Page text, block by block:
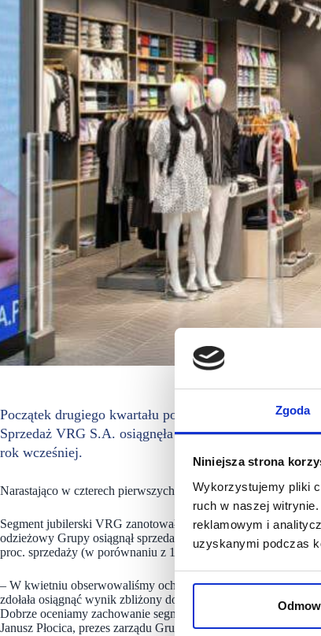
Zgoda
Niniejsza strona
Wykorzystujemy pliki
ruch w naszej
reklamowym i
uzyskanymi podczas
Początek drugiego kwartału pod wpływem osłabienia
Sprzedaż VRG S.A. osiągnęła w kwietniu 2023
rok wcześniej.
Narastająco w czterech pierwszych miesiącach sprzedaż VRG
Segment jubilerski VRG zanotował w kwietniu 7-procentowy
odzieżowy Grupy osiągnął sprzedaż równą 57,6 mln zł, o 6,4
proc. sprzedaży (w porównaniu z 14,6 proc. rok wcześniej).
– W kwietniu obserwowaliśmy ochłodzenie nastrojów
zdołała osiągnąć wynik zbliżony do bardzo dobrego kwietnia
Dobrze oceniamy zachowanie segmentu jubilerskiego, który
Janusz Płocica, prezes zarządu Grupy VRG